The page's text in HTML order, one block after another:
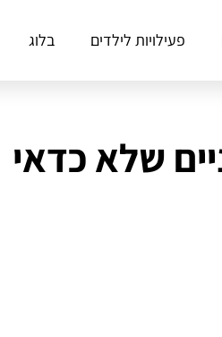
פעילויות לילדים בלוג
שלא כדאי